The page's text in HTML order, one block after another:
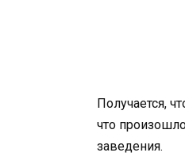
Получается,
что
заведения.